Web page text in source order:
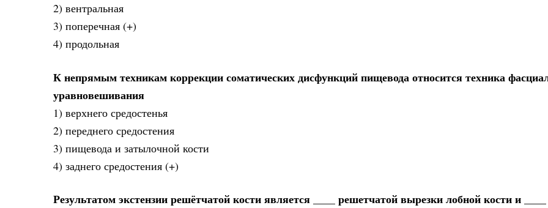
2) вентральная
3) поперечная (+)
4) продольная
К непрямым техникам коррекции соматических дисфункций пищевода относится техника
уравновешивания
1) верхнего средостенья
2) переднего средостения
3) пищевода и затылочной кости
4) заднего средостения (+)
Результатом экстензии решётчатой кости является ____ решетчатой вырезки лобной кости и